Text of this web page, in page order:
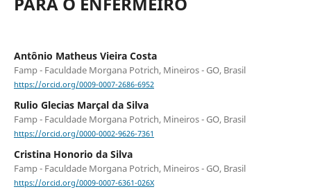
Antônio Matheus Vieira Costa
Famp - Faculdade Morgana Potrich, Mineiros - GO, Brasil
https://orcid.org/0009-0007-2686-6952
Rulio Glecias Marçal da Silva
Famp - Faculdade Morgana Potrich, Mineiros - GO, Brasil
https://orcid.org/0000-0002-9626-7361
Cristina Honorio da Silva
Famp - Faculdade Morgana Potrich, Mineiros - GO, Brasil
https://orcid.org/0009-0007-6361-026X